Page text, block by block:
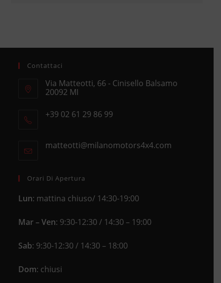
Contattaci
Via Matteotti, 66 - Cinisello Balsamo
20092 MI
in
+39 02 61 29 86 99
your
matteotti@milanomotors4x4.comOpens
Orari Di Apertura
Lun: mattina chiuso/ 14:30-19:00
Mar – Ven: 9:30-12:30 / 14:30 – 19:00
Sab: 9:30-12:30 / 14:30 – 18:00
Dom: chiusi